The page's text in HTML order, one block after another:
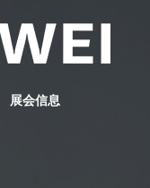
展会信息